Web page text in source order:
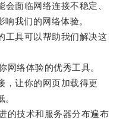
面临网络连接不稳定、
我们的网络体验。
具可以帮助我们解决这
络体验的优秀工具。
让你的网页加载得更
技术和服务器分布遍布